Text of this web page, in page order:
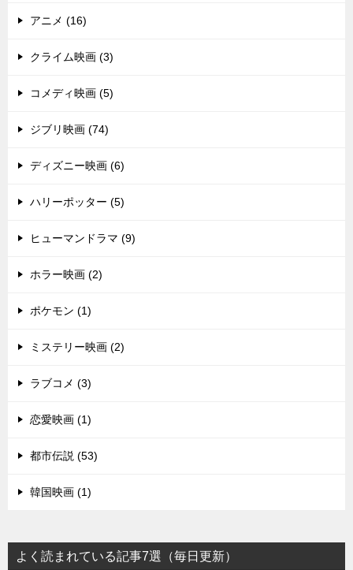
アニメ (16)
クライム映画 (3)
コメディ映画 (5)
ジブリ映画 (74)
ディズニー映画 (6)
ハリーポッター (5)
ヒューマンドラマ (9)
ホラー映画 (2)
ポケモン (1)
ミステリー映画 (2)
ラブコメ (3)
恋愛映画 (1)
都市伝説 (53)
韓国映画 (1)
よく読まれている記事7選（毎日更新）